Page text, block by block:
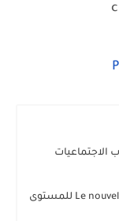
الاجتماعيات
دليل الأستاذ فرنسية Le nouvel espace de français للمستوى